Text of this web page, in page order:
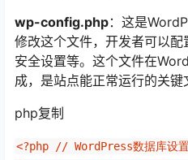
wp-config.php：这是
修改这个文件，开发者可以配
安全设置等。这个文件在
成，是站点能正常运行的关键
php复制
<?php // WordPress数据库